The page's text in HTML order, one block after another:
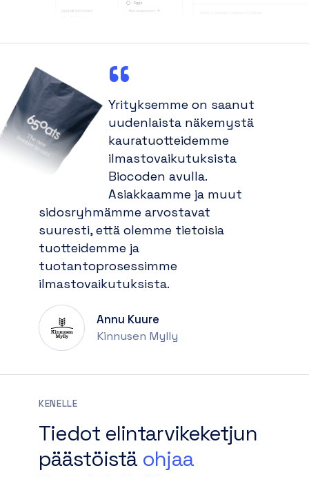
Yrityksemme on saanut
uudenlaista näkemystä
kauratuotteidemme
ilmastovaikutuksista
Biocoden avulla.
Asiakkaamme ja muut
sidosryhmämme arvostavat
suuresti, että olemme tietoisia
tuotteidemme ja
tuotantoprosessimme
ilmastovaikutuksista.
Annu Kuure
Kinnusen Mylly
KENELLE
Tiedot elintarvikeketjun
päästöistä ohjaa